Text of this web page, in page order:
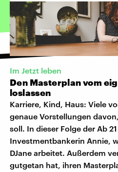
Im Jetzt leben
Den Masterplan vom
loslassen
Karriere, Kind, Haus: Viele
genaue Vorstellungen
soll. In dieser Folge der Ab
Investmentbankerin Annie,
DJane arbeitet. Außerdem
gutgetan hat, ihren